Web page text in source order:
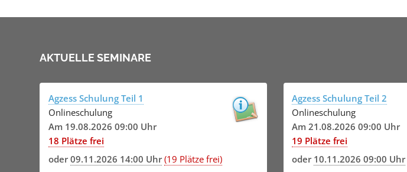
AKTUELLE SEMINARE
Agzess Schulung Teil 1
Onlineschulung
Am 19.08.2026 09:00 Uhr
18 Plätze frei
oder09.11.2026 14:00 Uhr (19 Plätze frei)
Agzess Schulung Teil 2
Onlineschulung
Am 21.08.2026 09:00 Uhr
19 Plätze frei
oder 10.11.2026 09:00 Uhr